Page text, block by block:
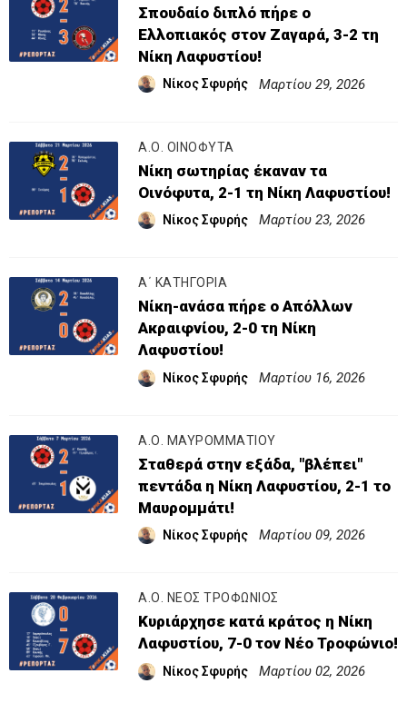
Σπουδαίο διπλό πήρε ο
Ελλοπιακός στον Ζαγαρά, 3-2 τη
Νίκη Λαφυστίου!
Νίκος Σφυρής Μαρτίου 29, 2026
Α.Ο. ΟΙΝΟΦΥΤΑ
Νίκη σωτηρίας έκαναν τα
Οινόφυτα, 2-1 τη Νίκη Λαφυστίου!
Νίκος Σφυρής Μαρτίου 23, 2026
Α΄ ΚΑΤΗΓΟΡΙΑ
Νίκη-ανάσα πήρε ο Απόλλων
Ακραιφνίου, 2-0 τη Νίκη
Λαφυστίου!
Νίκος Σφυρής Μαρτίου 16, 2026
Α.Ο. ΜΑΥΡΟΜΜΑΤΙΟΥ
Σταθερά στην εξάδα, "βλέπει"
πεντάδα η Νίκη Λαφυστίου, 2-1 το
Μαυρομμάτι!
Νίκος Σφυρής Μαρτίου 09, 2026
Α.Ο. ΝΕΟΣ ΤΡΟΦΩΝΙΟΣ
Κυριάρχησε κατά κράτος η Νίκη
Λαφυστίου, 7-0 τον Νέο Τροφώνιο!
Νίκος Σφυρής Μαρτίου 02, 2026